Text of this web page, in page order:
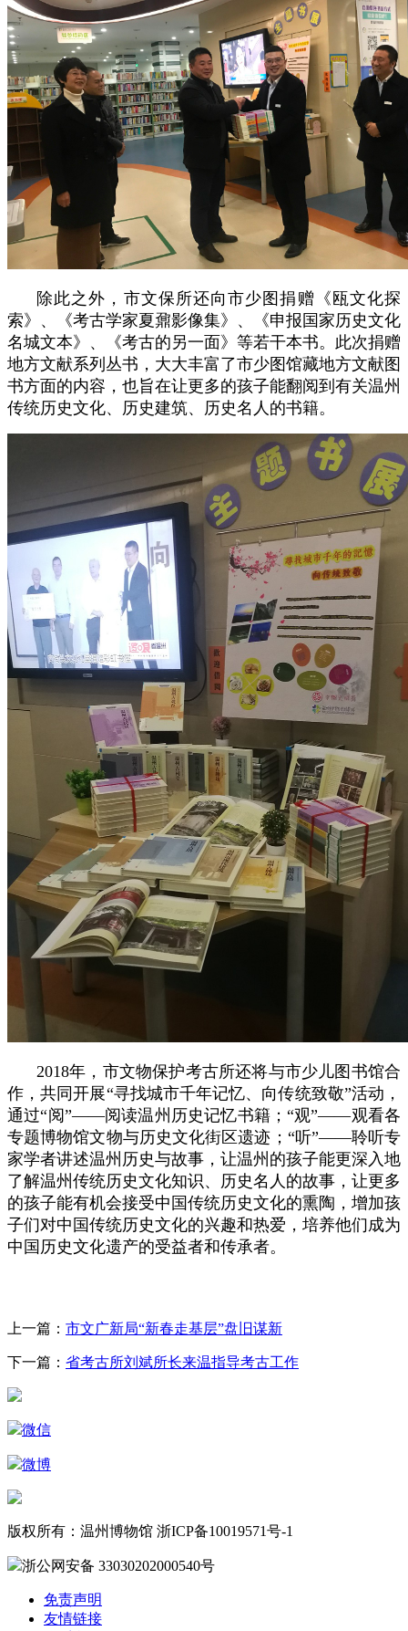
除此之外，市文保所还向市少图捐赠《瓯文化探
索》、《考古学家夏鼐影像集》、《申报国家历史文化
名城文本》、《考古的另一面》等若干本书。此次捐赠
地方文献系列丛书，大大丰富了市少图馆藏地方文献图
书方面的内容，也旨在让更多的孩子能翻阅到有关温州
传统历史文化、历史建筑、历史名人的书籍。
2018年，市文物保护考古所还将与市少儿图书馆合
作，共同开展“寻找城市千年记忆、向传统致敬”活动，
通过“阅”——阅读温州历史记忆书籍；“观”——观看各
专题博物馆文物与历史文化街区遗迹； “听”——聆听专
家学者讲述温州历史与故事，让温州的孩子能更深入地
了解温州传统历史文化知识、历史名人的故事，让更多
的孩子能有机会接受中国传统历史文化的熏陶，增加孩
子们对中国传统历史文化的兴趣和热爱，培养他们成为
中国历史文化遗产的受益者和传承者。
上一篇： 市文广新局“新春走基层”盘旧谋新
下一篇： 省考古所刘斌所长来温指导考古工作
微信
微博
版权所有：温州博物馆 浙ICP备10019571号-1
浙公网安备 33030202000540号
免责声明
友情链接